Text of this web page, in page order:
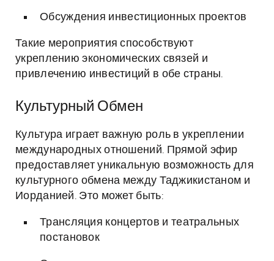
Обсуждения инвестиционных проектов
Такие мероприятия способствуют
укреплению экономических связей и
привлечению инвестиций в обе страны.
Культурный Обмен
Культура играет важную роль в укреплении
международных отношений. Прямой эфир
предоставляет уникальную возможность для
культурного обмена между Таджикистаном и
Иорданией. Это может быть:
Трансляция концертов и театральных
постановок